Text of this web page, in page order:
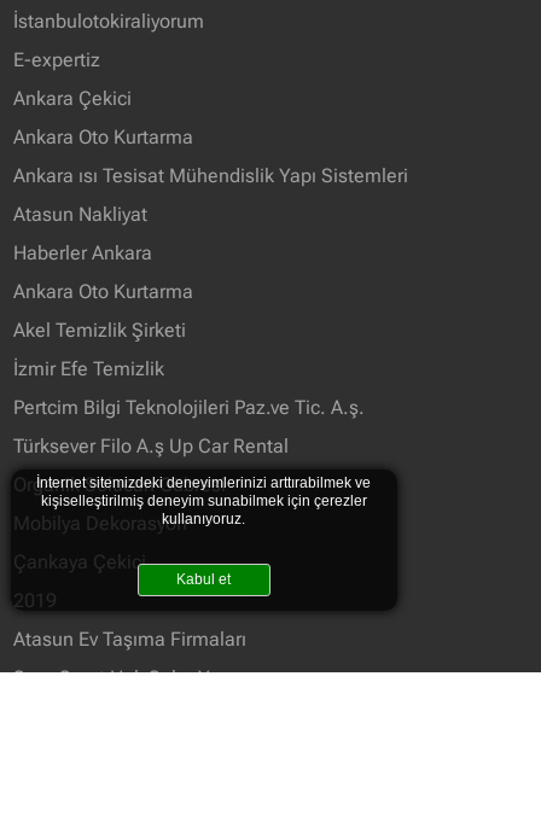
İstanbulotokiraliyorum
E-expertiz
Ankara Çekici
Ankara Oto Kurtarma
Ankara ısı Tesisat Mühendislik Yapı Sistemleri
Atasun Nakliyat
Haberler Ankara
Ankara Oto Kurtarma
Akel Temizlik Şirketi
İzmir Efe Temizlik
Pertcim Bilgi Teknolojileri Paz.ve Tic. A.ş.
Türksever Filo A.ş Up Car Rental
Organik Solucan Gübresi
Mobilya Dekorasyon
Çankaya Çekici
2019
Atasun Ev Taşıma Firmaları
Sosy Sport Halı Saha Yapımı
İnternet sitemizdeki deneyimlerinizi arttırabilmek ve
kişiselleştirilmiş deneyim sunabilmek için çerezler
kullanıyoruz.
Kabul et